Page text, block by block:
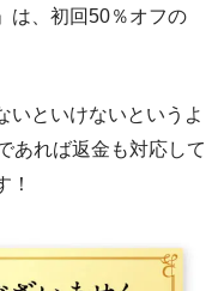
は、初回50％オフの
いといけないというよ
あれば返金も対応して
！